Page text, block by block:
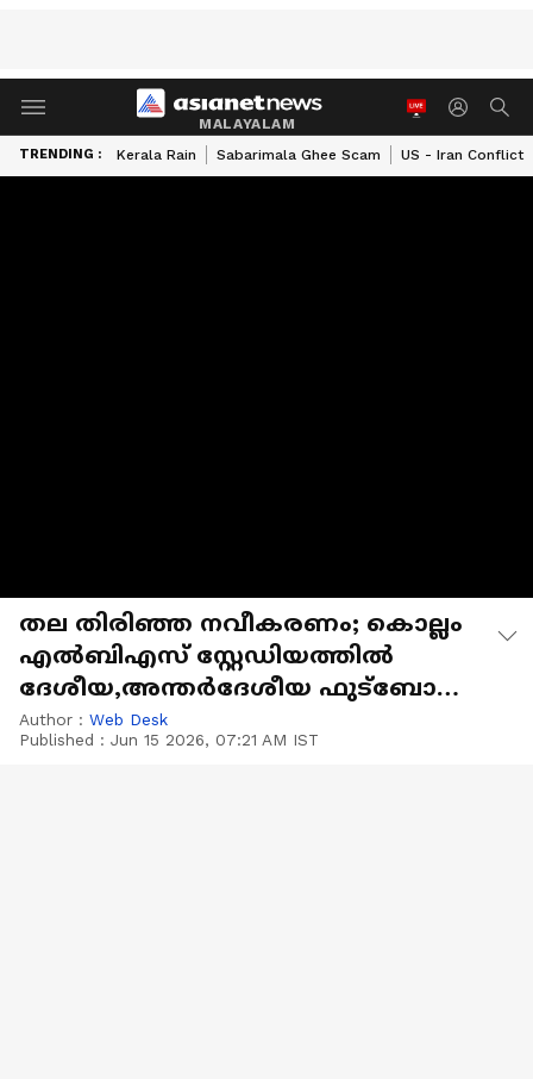
MALAYALAM
TRENDING : Kerala Rain Sabarimala Ghee Scam US - Iran Conflict
തല തിരിഞ്ഞ നവീകരണം; കൊല്ലം
എൽബിഎസ് സ്റ്റേഡിയത്തിൽ ​
ദേശീയ,അന്തർ​ദേശീയ ഫുട്ബോൾ
മത്സരങ്ങൾ നടത്താനാകില്ല
Author : Web Desk
Published : Jun 15 2026, 07:21 AM IST